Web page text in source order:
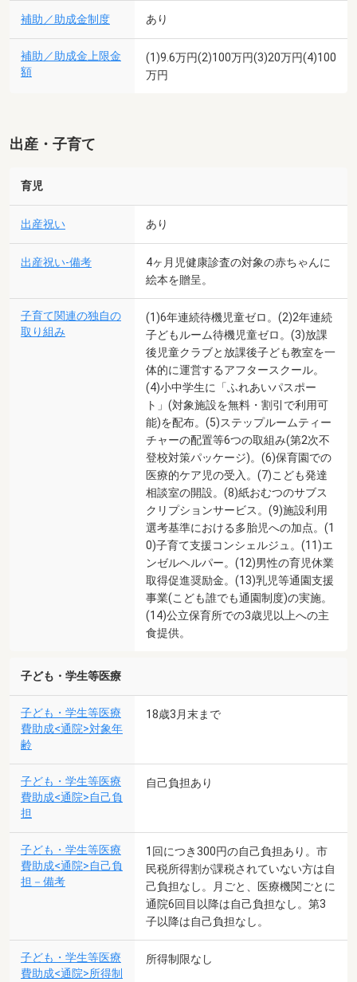
補助／助成金制度 あり
補助／助成金上限金
額
(1)9.6万円(2)100万円(3)20万円(4)100
万円
出産・子育て
育児
出産祝い あり
出産祝い-備考
4ヶ月児健康診査の対象の赤ちゃんに
絵本を贈呈。
子育て関連の独自の
取り組み
(1)6年連続待機児童ゼロ。(2)2年連続
子どもルーム待機児童ゼロ。(3)放課
後児童クラブと放課後子ども教室を一
体的に運営するアフタースクール。
(4)小中学生に「ふれあいパスポー
ト」(対象施設を無料・割引で利用可
能)を配布。(5)ステップルームティー
チャーの配置等6つの取組み(第2次不
登校対策パッケージ)。(6)保育園での
医療的ケア児の受入。(7)こども発達
相談室の開設。(8)紙おむつのサブス
クリプションサービス。(9)施設利用
選考基準における多胎児への加点。(1
0)子育て支援コンシェルジュ。(11)エ
ンゼルヘルパー。(12)男性の育児休業
取得促進奨励金。(13)乳児等通園支援
事業(こども誰でも通園制度)の実施。
(14)公立保育所での3歳児以上への主
食提供。
子ども・学生等医療
子ども・学生等医療
費助成<通院>対象年
齢
18歳3月末まで
子ども・学生等医療
費助成<通院>自己負
担
自己負担あり
子ども・学生等医療
費助成<通院>自己負
担－備考
1回につき300円の自己負担あり。市
民税所得割が課税されていない方は自
己負担なし。月ごと、医療機関ごとに
通院6回目以降は自己負担なし。第3
子以降は自己負担なし。
子ども・学生等医療
費助成<通院>所得制
所得制限なし